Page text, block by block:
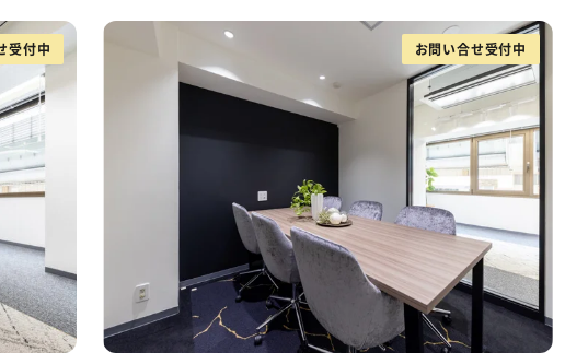
受付中 お問い合せ受付中